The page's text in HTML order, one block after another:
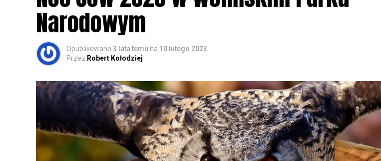
Narodowym
Opublikowano 3 lata temu na 10 lutego 2023
Przez Robert Kołodziej